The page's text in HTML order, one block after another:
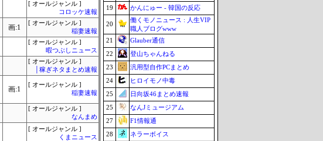
[ オールジャンル ]
コロッケ速報
画:1
[ オールジャンル ]
稲妻速報
[ オールジャンル ]
暇つぶしニュース
[ オールジャンル ]
│稼ぎネタまとめ速報
画:1
[ オールジャンル ]
稲妻速報
[ オールジャンル ]
なんまめ
[ オールジャンル ]
くまニュース
19
かんにゅー - 韓国の反応
20
働くモノニュース : 人生VIP
職人ブログwww
21
Glauber通信
22
登山ちゃんねる
23
汎用型自作PCまとめ
24
ヒロイモノ中毒
25
日向坂46まとめ速報
25
なんJミュージアム
27
F1情報通
28
ネラーボイス